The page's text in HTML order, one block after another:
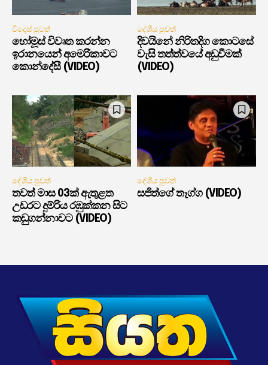
විදෙස් පුවත්
හෝමූස් විවෘත කරන්න
ඉරානයෙන් අමෙරිකාවට
කොන්දේසී (VIDEO)
දේශීය පුවත්
දිවයිනේ නිරිතදිග කොටසේ
වැසි තත්ත්වයේ අඩුවීමක්
(VIDEO)
දේශීය පුවත්
තවත් මාස 03ක් ඇතුළත
උඩරට දුම්රිය රඹුක්කන සිට
කඩුගන්නාවට (VIDEO)
දේශීය පුවත්
සජිත්ගේ තෑග්ග (VIDEO)